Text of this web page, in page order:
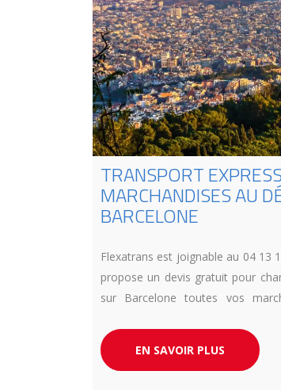
TRANSPORT
MARCHANDISES AU
BARCELONE
Flexatrans est joignable au 04 13
propose un devis gratuit pour
sur Barcelone toutes vos
urgence et en camion dédié.
exigences délais garantit.
EN SAVOIR PLUS